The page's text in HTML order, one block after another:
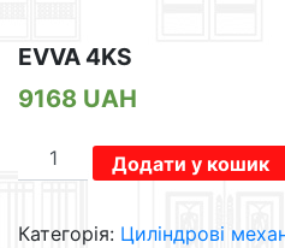
EVVA 4KS
9168 UAH
EVVA
4KS
Додати у кошик
Категорія: Циліндрові